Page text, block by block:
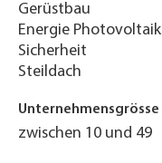
Gerüstbau
Energie Photovoltaik
Sicherheit
Steildach
Unternehmensgrösse
zwischen 10 und 49